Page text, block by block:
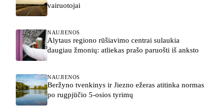
vairuotojai
NAUJIENOS
Alytaus regiono rūšiavimo centrai sulaukia
daugiau žmonių: atliekas prašo paruošti iš anksto
NAUJIENOS
Beržyno tvenkinys ir Jiezno ežeras atitinka normas
po rugpjūčio 5-osios tyrimų